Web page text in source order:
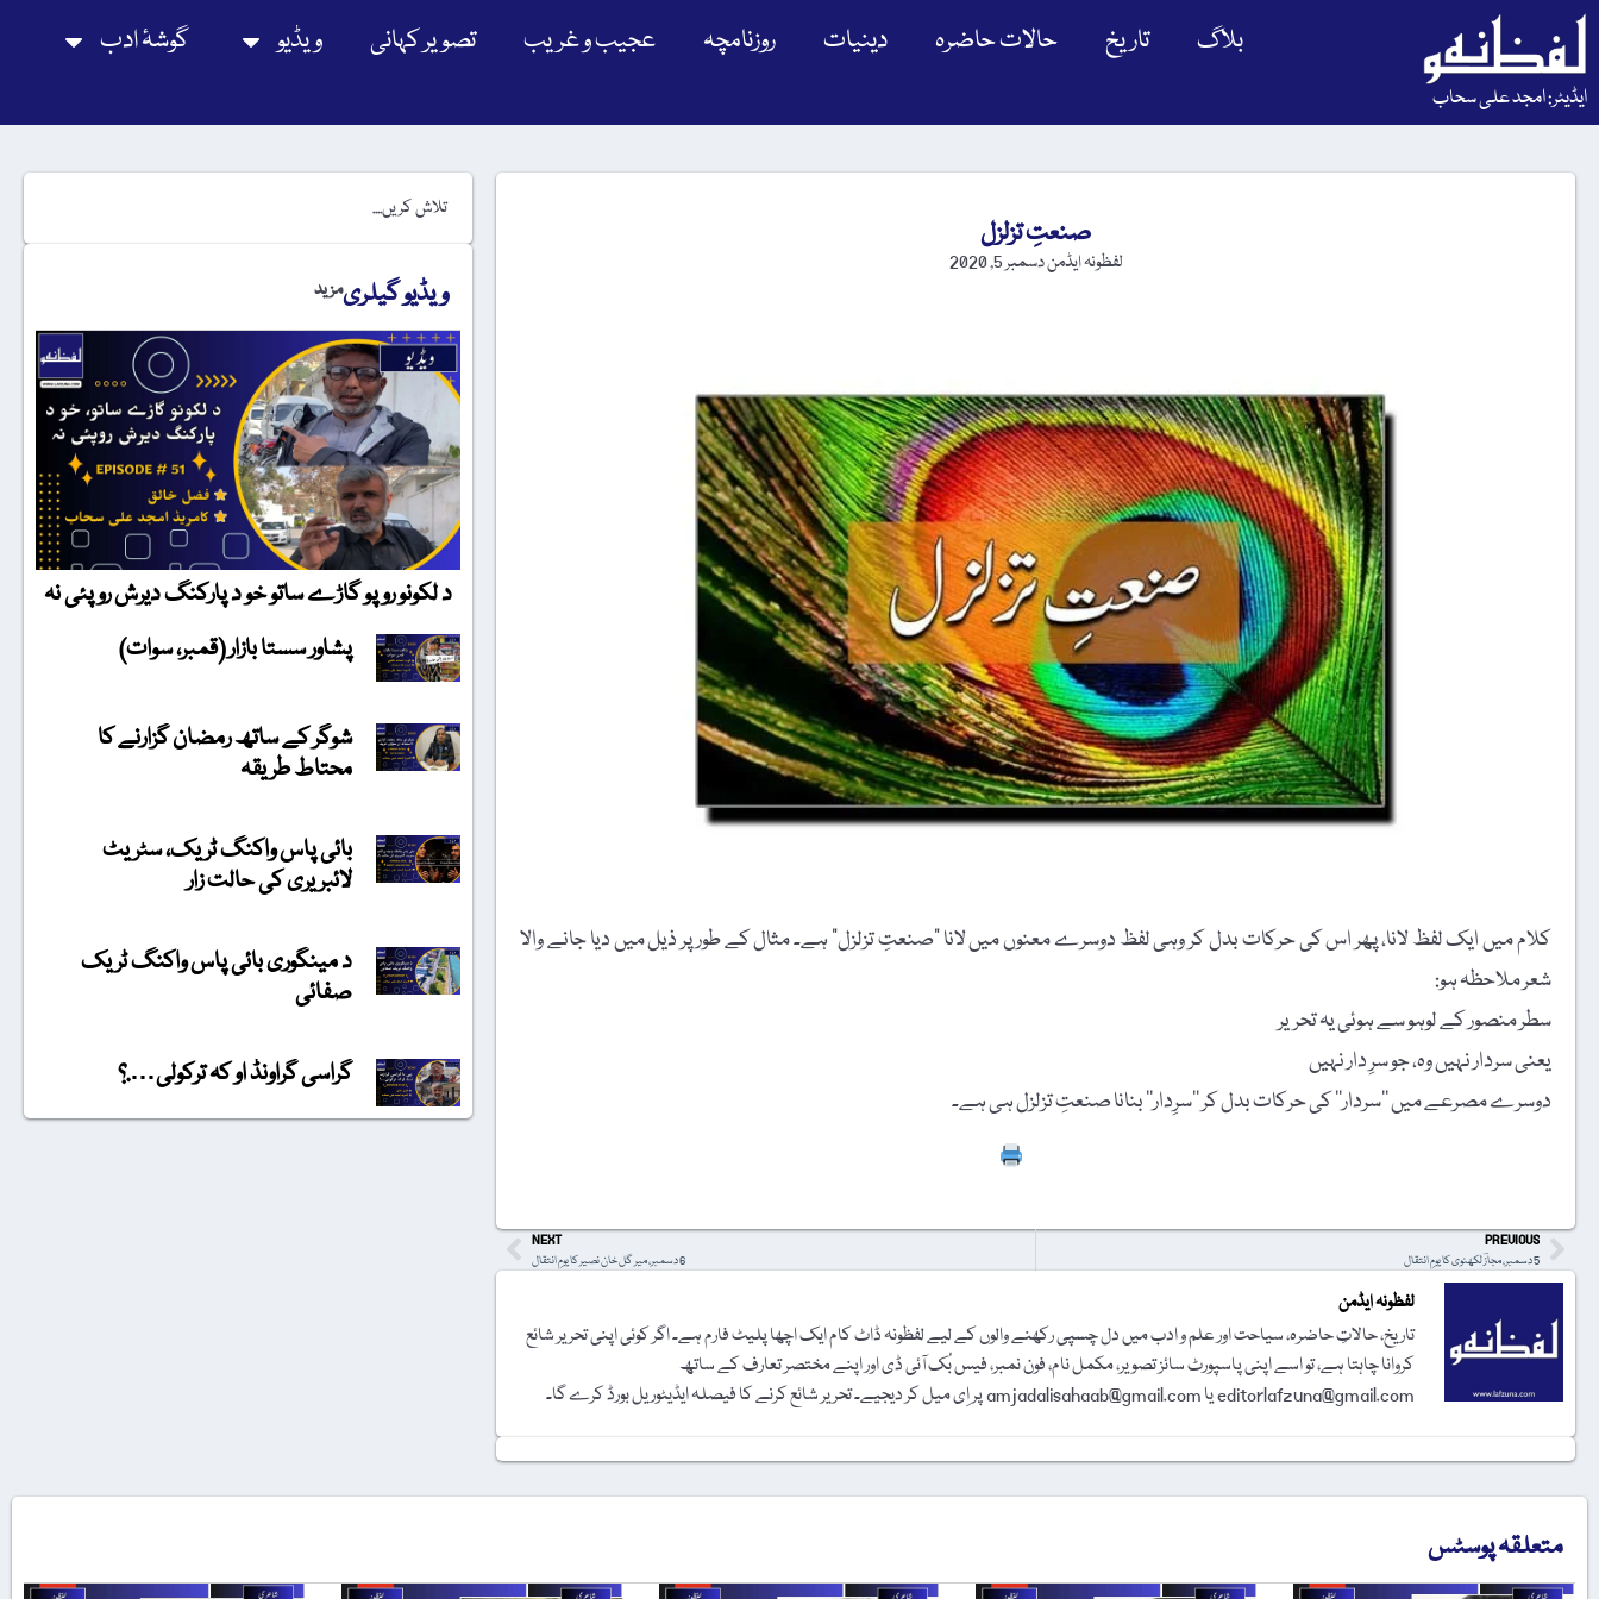
ایڈیٹر: امجد علی سحاب
بلاگ تاریخ حالات حاضرہ دینیات روزنامچہ عجیب و غریب تصویر کہانی ویڈیو گوشۂ ادب
صنعتِ تزلزل
لفظونہ ایڈمندسمبر 5, 2020
کلام میں ایک لفظ لانا، پھر اس کی حرکات بدل کر وہی لفظ دوسرے معنوں میں لانا "صنعتِ تزلزل” ہے۔ مثال کے طور پر ذیل میں دیا جانے والا
شعر ملاحظہ ہو:
سطر منصور کے لوہو سے ہوئی یہ تحریر
یعنی سردار نہیں وہ، جو سرِ دار نہیں
دوسرے مصرعے میں ’’سردار‘‘ کی حرکات بدل کر ’’سرِدار‘‘ بنانا صنعتِ تزلزل ہی ہے۔
PREVIOUS
5 دسمبر، مجازؔ لکھنوی کا یومِ انتقال
NEXT
6 دسمبر، میر گل خان نصیر کا یومِ انتقال
لفظونہ ایڈمن
تاریخ، حالاتِ حاضرہ، سیاحت اور علم و ادب میں دل چسپی رکھنے والوں کے لیے لفظونہ ڈاٹ کام ایک اچھا پلیٹ فارم ہے۔ اگر کوئی اپنی تحریر شائع
کروانا چاہتا ہے، تو اسے اپنی پاسپورٹ سائز تصویر، مکمل نام، فون نمبر، فیس بُک آئی ڈی اور اپنے مختصر تعارف کے ساتھ
editorlafzuna@gmail.com یا amjadalisahaab@gmail.com پر اِی میل کر دیجیے۔ تحریر شائع کرنے کا فیصلہ ایڈیٹوریل بورڈ کرے گا۔
ویڈیو گیلریمزید
د لکونو روپو گاڑے ساتو خو د پارکنگ دیرش روپئی نہ
پشاور سستا بازار (قمبر، سوات)
شوگر کے ساتھ رمضان گزارنے کا
محتاط طریقہ
بائی پاس واکنگ ٹریک، سٹریٹ
لائبریری کی حالت زار
د مینگوری بائی پاس واکنگ ٹریک
صفائی
گراسی گراونڈ او کہ ترکولی….؟
متعلقہ پوسٹس